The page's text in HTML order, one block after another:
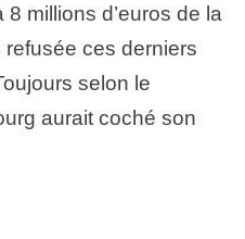
8 millions d’euros de la
ces derniers
selon le
aurait coché son